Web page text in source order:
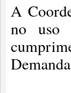
A
no uso